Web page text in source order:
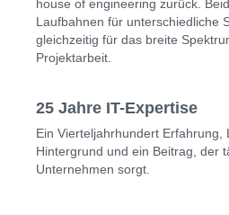
house of engineering zurück.
Laufbahnen für unterschiedliche
gleichzeitig für das breite
Projektarbeit.
25 Jahre IT-Expertise
Ein Vierteljahrhundert Erfahrung,
Hintergrund und ein Beitrag, der
Unternehmen sorgt.